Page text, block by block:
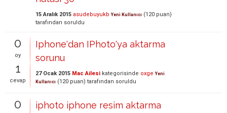
15 Aralık 2015 asudebuyukb Yeni Kullanıcı (120 puan)
tarafından soruldu
0
oy
1
cevap
Iphone'dan IPhoto'ya aktarma
sorunu
27 Ocak 2015 Mac Ailesi kategorisinde oxge Yeni
Kullanıcı (120 puan) tarafından soruldu
0
iphoto iphone resim aktarma